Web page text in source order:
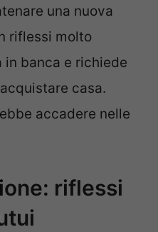
una nuova
riflessi molto
banca e richiede
casa.
accadere nelle
riflessi